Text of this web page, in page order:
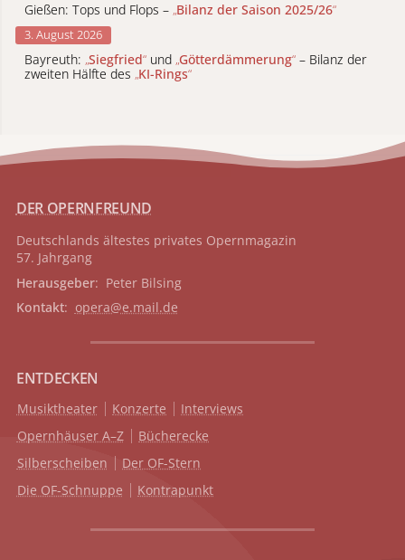
Gießen: Tops und Flops – „Bilanz der Saison 2025/26“
3. August 2026
Bayreuth: „Siegfried“ und „Götterdämmerung“ – Bilanz der
zweiten Hälfte des „KI-Rings“
DER OPERNFREUND
Deutschlands ältestes privates Opernmagazin
57. Jahrgang
Herausgeber: Peter Bilsing
Kontakt: opera@e.mail.de
ENTDECKEN
Musiktheater Konzerte
Interviews
Opernhäuser A–Z
Bücherecke
Silberscheiben
Der OF-Stern
Die OF-Schnuppe
Kontrapunkt